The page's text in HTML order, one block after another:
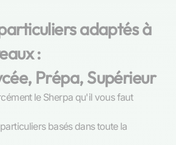
pleinement dans
sciences biologiques. Du
curriculum intègre la
pivot essentiel de la culture
tels que le renommé
ou le lycée Claude Monet,
des programmes
des spécialisations pour
d’approfondir cette
adaptés à
:
Prépa, Supérieur
le Sherpa qu'il vous faut
basés dans toute la